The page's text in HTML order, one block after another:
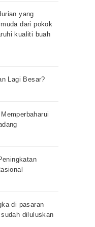
yang
dari pokok
kualiti buah
Lagi Besar?
di pasaran
diluluskan